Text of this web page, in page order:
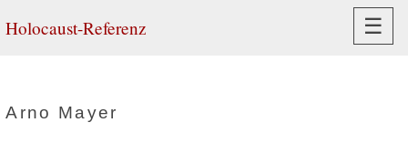
Holocaust-Referenz ☰
Arno Mayer